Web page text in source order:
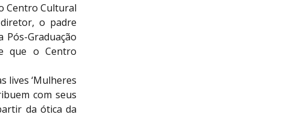
Centro Cultural
o padre
Graduação
que o Centro
lives ‘Mulheres
com seus
da ótica da